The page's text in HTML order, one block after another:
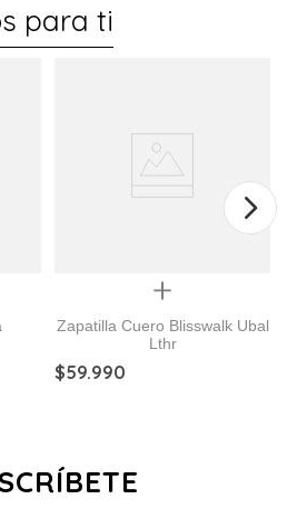
para ti
Quickview
Zapatilla Cuero Blisswalk Ubal
Lthr
$59.990